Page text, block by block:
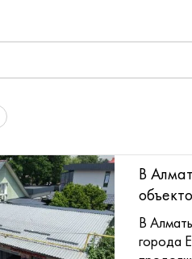
В
В
города